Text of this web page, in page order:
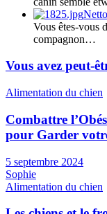
Vous êtes-vous
compagnon…
Vous avez peut-
Alimentation du chien
Combattre
pour Garder
5 septembre 2024
Sophie
Alimentation du chien